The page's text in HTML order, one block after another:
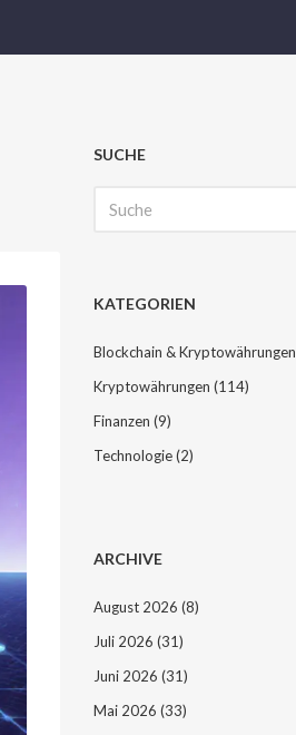
SUCHE
nach:
KATEGORIEN
Blockchain & Kryptowährungen
Kryptowährungen (114)
Finanzen (9)
Technologie(2)
ARCHIVE
August 2026 (8)
Juli 2026 (31)
Juni 2026 (31)
Mai 2026 (33)